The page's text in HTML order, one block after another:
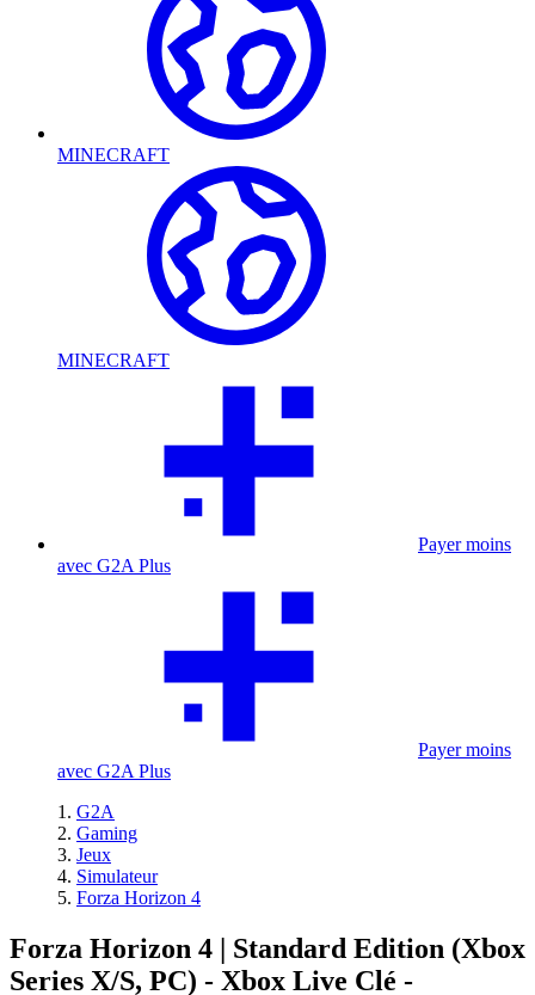
MINECRAFT
MINECRAFT
Payer moins
avec G2A Plus
Payer moins
avec G2A Plus
G2A
Gaming
Jeux
Simulateur
Forza Horizon 4
Forza Horizon 4 | Standard Edition (Xbox
Series X/S, PC) - Xbox Live Clé -